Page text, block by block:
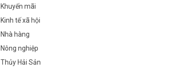
Khuyến mãi
Kinh tế xã hội
Nhà hàng
Nông nghiệp
Thủy Hải Sản